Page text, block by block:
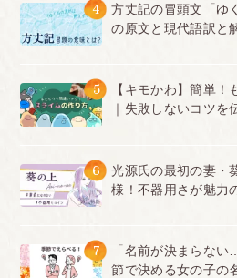
4
方丈記の冒頭文「ゆ
の原文と現代語訳と
5
【キモかわ】簡単
｜失敗しないコツを
6
光源氏の最初の妻・
様！不器用さが魅力
7
「名前が決まらな
節で決める女の子の